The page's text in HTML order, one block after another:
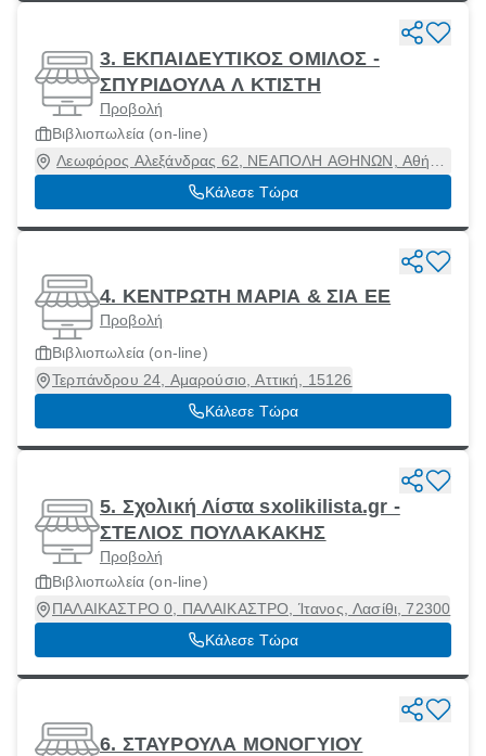
3. ΕΚΠΑΙΔΕΥΤΙΚΟΣ ΟΜΙΛΟΣ -
ΣΠΥΡΙΔΟΥΛΑ Λ ΚΤΙΣΤΗ
Προβολή
Βιβλιοπωλεία (on-line)
Λεωφόρος Αλεξάνδρας 62, ΝΕΑΠΟΛΗ ΑΘΗΝΩΝ, Αθήνα
[Δήμος], Αττική, 11473
Κάλεσε Τώρα
4. ΚΕΝΤΡΩΤΗ ΜΑΡΙΑ & ΣΙΑ ΕΕ
Προβολή
Βιβλιοπωλεία (on-line)
Τερπάνδρου 24, Αμαρούσιο, Αττική, 15126
Κάλεσε Τώρα
5. Σχολική Λίστα sxolikilista.gr -
ΣΤΕΛΙΟΣ ΠΟΥΛΑΚΑΚΗΣ
Προβολή
Βιβλιοπωλεία (on-line)
ΠΑΛΑΙΚΑΣΤΡΟ 0, ΠΑΛΑΙΚΑΣΤΡΟ, Ίτανος, Λασίθι, 72300
Κάλεσε Τώρα
6. ΣΤΑΥΡΟΥΛΑ ΜΟΝΟΓΥΙΟΥ